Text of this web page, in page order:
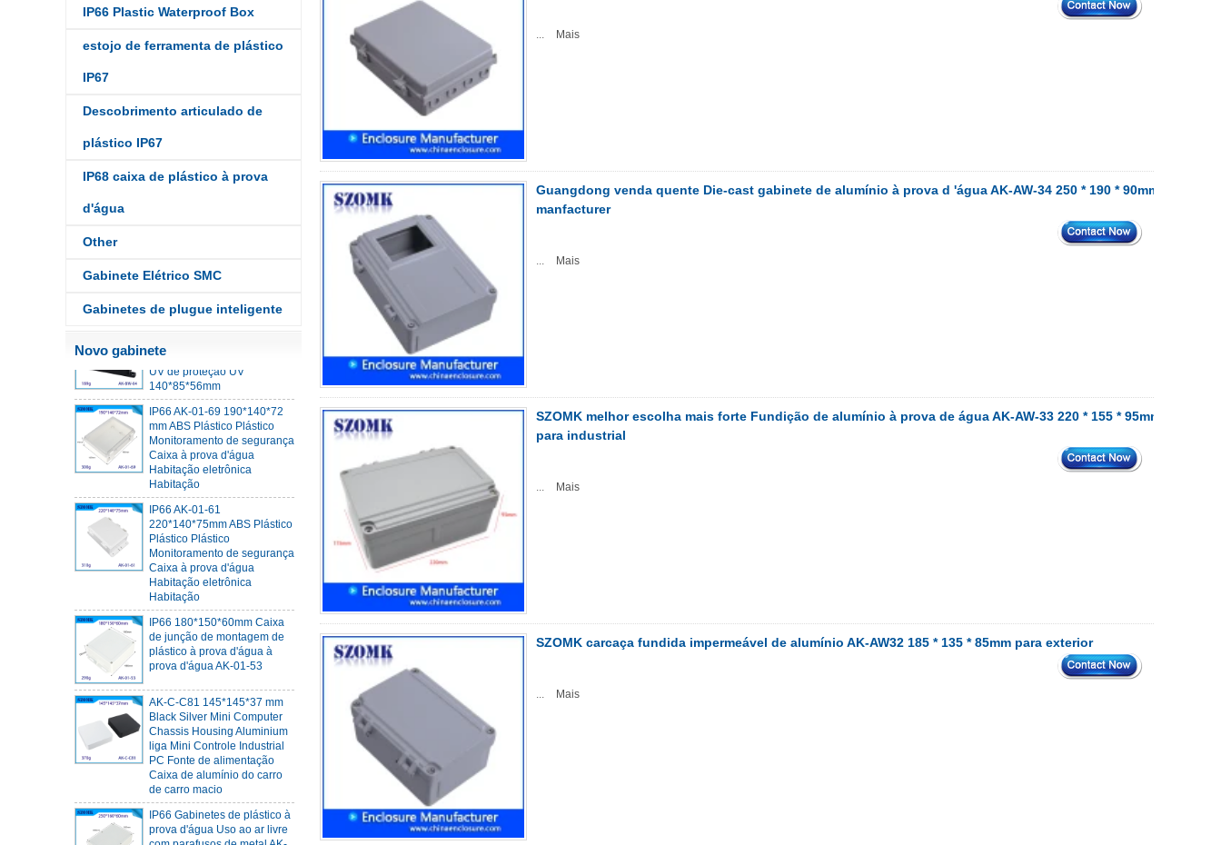
IP66 Plastic Waterproof Box
estojo de ferramenta de plástico
IP67
Descobrimento articulado de
plástico IP67
IP68 caixa de plástico à prova
d'água
Other
Gabinete Elétrico SMC
Gabinetes de plugue inteligente
Novo gabinete
UV de proteção UV
134*134*66mm AK-BW-08
IP68 PC Material V1 Caixa
UV de proteção UV
IP66 AK-01-69 190*140*72
mm ABS Plástico Plástico
Monitoramento de segurança
Caixa à prova d'água
Habitação eletrônica
Habitação
IP66 AK-01-61
220*140*75mm ABS Plástico
Plástico Plástico
Monitoramento de segurança
Caixa à prova d'água
Habitação eletrônica
Habitação
IP66 180*150*60mm Caixa
de junção de montagem de
plástico à prova d'água à
prova d'água AK-01-53
Black Silver Mini Computer
Chassis Housing Aluminium
liga Mini Controle Industrial
PC Fonte de alimentação
Caixa de alumínio do carro
de carro macio
IP66 Gabinetes de plástico à
prova d'água Uso ao ar livre
com parafusos de metal AK-
01-55 248*160*60mm
... Mais
Guangdong venda quente Die-cast gabinete de alumínio à prova d 'água AK-AW-34 250 * 190 * 90mm
manfacturer
... Mais
SZOMK melhor escolha mais forte Fundição de alumínio à prova de água AK-AW-33 220 * 155 * 95mm
para industrial
... Mais
SZOMK carcaça fundida impermeável de alumínio AK-AW32 185 * 135 * 85mm para exterior
... Mais